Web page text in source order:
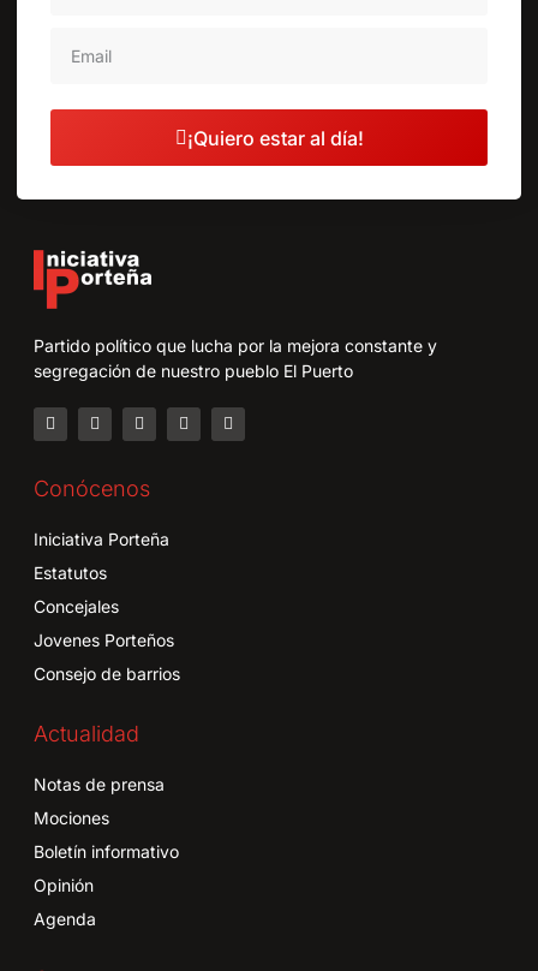
¡Quiero estar al día!
Partido político que lucha por la mejora constante y
segregación de nuestro pueblo El Puerto
Conócenos
Iniciativa Porteña
Estatutos
Concejales
Jovenes Porteños
Consejo de barrios
Actualidad
Notas de prensa
Mociones
Boletín informativo
Opinión
Agenda